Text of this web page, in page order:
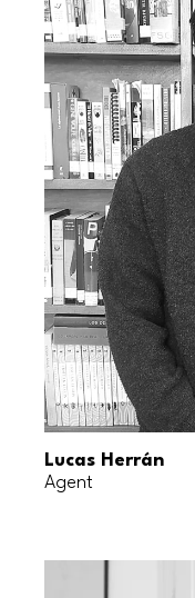
Lucas Herrán
Agent